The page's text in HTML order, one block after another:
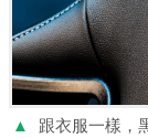
▲
跟衣服一樣，